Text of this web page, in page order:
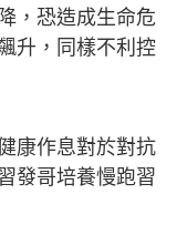
，恐造成生命危
升，同樣不利控
康作息對於對抗
發哥培養慢跑習